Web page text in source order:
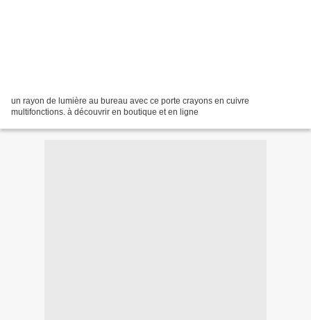
un rayon de lumière au bureau avec ce porte crayons en cuivre
multifonctions. à découvrir en boutique et en ligne